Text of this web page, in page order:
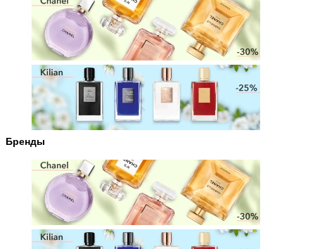
Бренды